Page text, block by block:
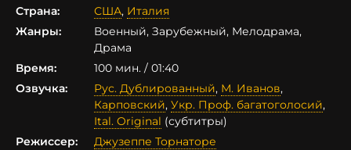
Страна:
США, Италия
Жанры:
Военный, Зарубежный, Мелодрама,
Драма
Время:
100 мин. / 01:40
Озвучка:
Рус. Дублированный, М. Иванов,
Карповский, Укр. Проф. багатоголосий,
Ital. Original (субтитры)
Режиссер:
Джузеппе Торнаторе